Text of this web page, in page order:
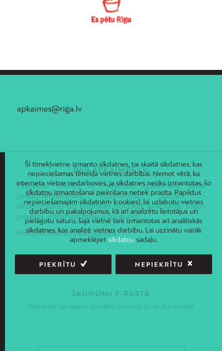
apkaimes@riga.lv
PAR APKAIMES.LV
Projekta mērķis ir nosakot apkaimes, radīt
priekšnoteikumus līdzsvarotas sociāli –
ekonomiskās un telpiskās politikas ieviešanai Rīgas
pilsētas administratīvajā teritorijā.
Piekļūstamības paziņojums
JAUNUMI E-PASTĀ
Piesakies un saņem jaunāko informāciju savā e-pastā!
Šī tīmekļvietne izmanto sīkdatnes, tai skaitā sīkdatnes, kas
nepieciešamas tīmekļa vietnes darbībai. Ņemot vērā, ka
interneta vietne nedarbosies, ja sīkdatnes netiks izmantotas, šo
sīkdatņu izmantošanai piekrišana netiek prasīta. Papildus
nepieciešamajām sīkdatnēm (cookies), lai uzlabotu vietnes
darbību un pakalpojumus, kā arī analizētu lietotājus un
pielāgotu saturu, šajā vietnē tiek izmantotas arī analītiskās
sīkdatnes, kas analizē vietnes darbību. Lai uzzinātu vairāk
apmeklējiet sīkdatņusadaļu.
PIEKRĪTU NEPIEKRĪTU